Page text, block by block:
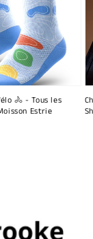
🚴 - Tous les
Estrie